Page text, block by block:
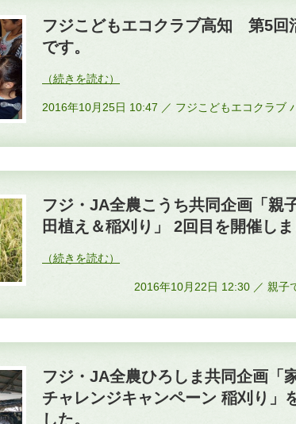
フジこどもエコクラブ高知 第5回
です。
2016年10月25日 10:47 ／ フジこどもエコクラブ
フジ・JA全農こうち共同企画「親
田植え＆稲刈り」 2回目を開催しま
2016年10月22日 12:30 ／ 親子
フジ・JA全農ひろしま共同企画「
チャレンジキャンペーン 稲刈り」
した。